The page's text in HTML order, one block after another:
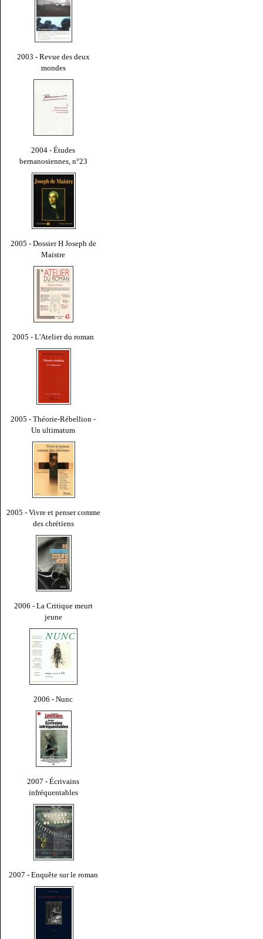
2003 - Revue des deux
mondes
2004 - Études
bernanosiennes, n°23
2005 - Dossier H Joseph de
Maistre
2005 - L'Atelier du roman
2005 - Théorie-Rébellion -
Un ultimatum
2005 - Vivre et penser comme
des chrétiens
2006 - La Critique meurt
jeune
2006 - Nunc
2007 - Écrivains
infréquentables
2007 - Enquête sur le roman